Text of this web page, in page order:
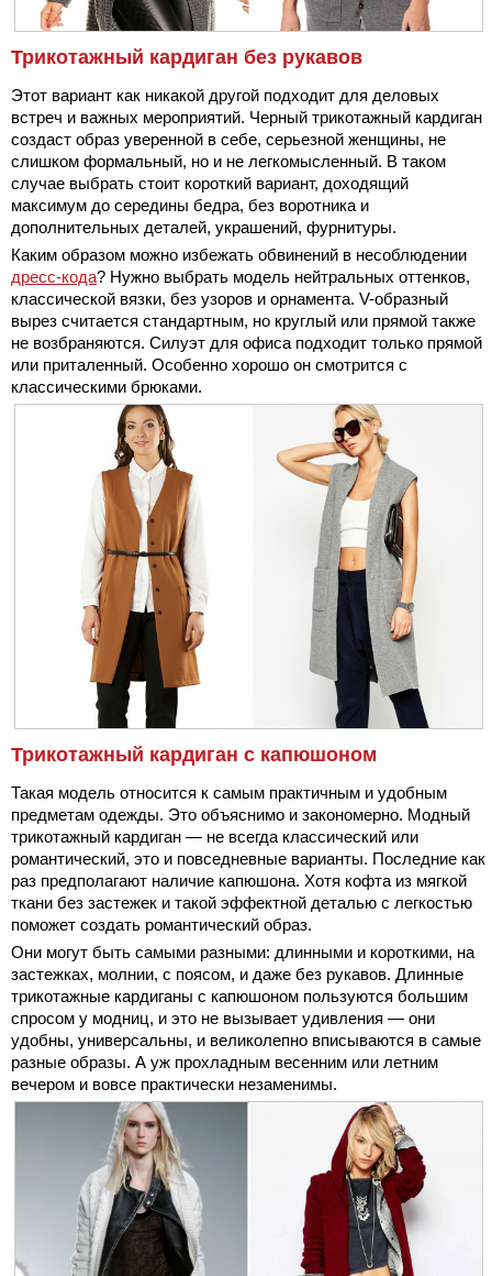
Трикотажный кардиган без рукавов
Этот вариант как никакой другой подходит для деловых
встреч и важных мероприятий. Черный трикотажный кардиган
создаст образ уверенной в себе, серьезной женщины, не
слишком формальный, но и не легкомысленный. В таком
случае выбрать стоит короткий вариант, доходящий
максимум до середины бедра, без воротника и
дополнительных деталей, украшений, фурнитуры.
Каким образом можно избежать обвинений в несоблюдении
дресс-кода? Нужно выбрать модель нейтральных оттенков,
классической вязки, без узоров и орнамента. V-образный
вырез считается стандартным, но круглый или прямой также
не возбраняются. Силуэт для офиса подходит только прямой
или приталенный. Особенно хорошо он смотрится с
классическими брюками.
Трикотажный кардиган с капюшоном
Такая модель относится к самым практичным и удобным
предметам одежды. Это объяснимо и закономерно. Модный
трикотажный кардиган — не всегда классический или
романтический, это и повседневные варианты. Последние как
раз предполагают наличие капюшона. Хотя кофта из мягкой
ткани без застежек и такой эффектной деталью с легкостью
поможет создать романтический образ.
Они могут быть самыми разными: длинными и короткими, на
застежках, молнии, с поясом, и даже без рукавов. Длинные
трикотажные кардиганы с капюшоном пользуются большим
спросом у модниц, и это не вызывает удивления — они
удобны, универсальны, и великолепно вписываются в самые
разные образы. А уж прохладным весенним или летним
вечером и вовсе практически незаменимы.